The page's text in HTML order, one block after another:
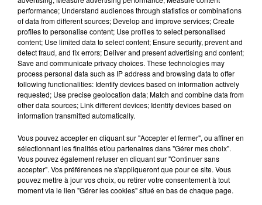
Les membres de l’association qui dénonce les
nuisances en lien avec les activités du circuit,
que la compétition des camions soit annulée.
Michel Ricard sera vigilant sur le déroulement de ce
week-end:
performance; Understand audiences through statistics or combinations
of data from different sources; Develop and improve services; Create
profiles to personalise content; Use profiles to select personalised
content; Use limited data to select content; Ensure security, prevent and
detect fraud, and fix errors; Deliver and present advertising and content;
Save and communicate privacy choices. These technologies may
process personal data such as IP address and browsing data to offer
following functionalities: Identify devices based on information actively
requested; Use precise geolocation data; Match and combine data from
other data sources; Link different devices; Identify devices based on
information transmitted automatically.
Vous pouvez accepter en cliquant sur "Accepter et fermer", ou affiner en
sélectionnant les finalités et/ou partenaires dans "Gérer mes choix".
Vous pouvez également refuser en cliquant sur "Continuer sans
accepter". Vos préférences ne s'appliqueront que pour ce site. Vous
pouvez mettre à jour vos choix, ou retirer votre consentement à tout
moment via le lien "Gérer les cookies" situé en bas de chaque page.